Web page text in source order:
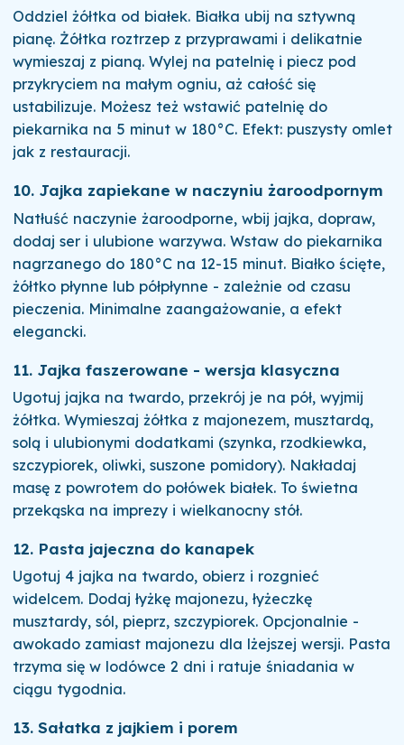
Oddziel żółtka od białek. Białka ubij na sztywną
pianę. Żółtka roztrzep z przyprawami i delikatnie
wymieszaj z pianą. Wylej na patelnię i piecz pod
przykryciem na małym ogniu, aż całość się
ustabilizuje. Możesz też wstawić patelnię do
piekarnika na 5 minut w 180°C. Efekt: puszysty omlet
jak z restauracji.
10. Jajka zapiekane w naczyniu żaroodpornym
Natłuść naczynie żaroodporne, wbij jajka, dopraw,
dodaj ser i ulubione warzywa. Wstaw do piekarnika
nagrzanego do 180°C na 12-15 minut. Białko ścięte,
żółtko płynne lub półpłynne - zależnie od czasu
pieczenia. Minimalne zaangażowanie, a efekt
elegancki.
11. Jajka faszerowane - wersja klasyczna
Ugotuj jajka na twardo, przekrój je na pół, wyjmij
żółtka. Wymieszaj żółtka z majonezem, musztardą,
solą i ulubionymi dodatkami (szynka, rzodkiewka,
szczypiorek, oliwki, suszone pomidory). Nakładaj
masę z powrotem do połówek białek. To świetna
przekąska na imprezy i wielkanocny stół.
12. Pasta jajeczna do kanapek
Ugotuj 4 jajka na twardo, obierz i rozgnieć
widelcem. Dodaj łyżkę majonezu, łyżeczkę
musztardy, sól, pieprz, szczypiorek. Opcjonalnie -
awokado zamiast majonezu dla lżejszej wersji. Pasta
trzyma się w lodówce 2 dni i ratuje śniadania w
ciągu tygodnia.
13. Sałatka z jajkiem i porem